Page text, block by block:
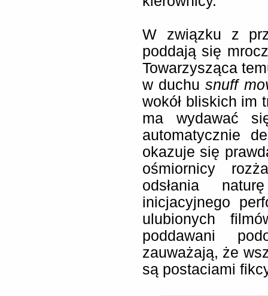
W związku z
poddają się
Towarzysząca
w duchusnuff
wokół bliskich im
ma wydawać
automatycznie
okazuje się
ośmiornicy
odsłania
inicjacyjnego
ulubionych
poddawani
zauważają, że
są postaciami